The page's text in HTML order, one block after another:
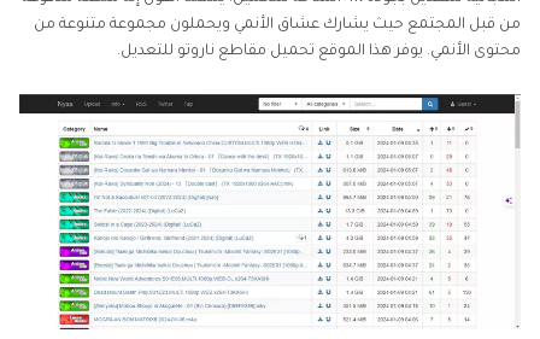
من قبل المجتمع حيث يشارك عشاق الأنمي ويحملون مجموعة متنوعة من
محتوى الأنمي. يوفر هذا الموقع تحميل مقاطع ناروتو للتعديل.